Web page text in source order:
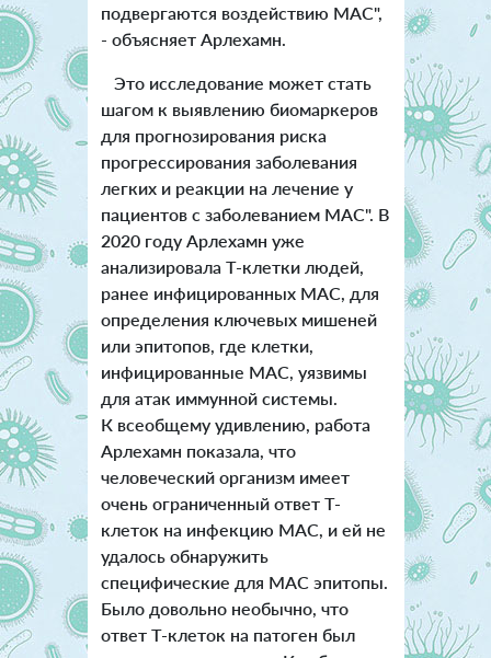
подвергаются воздействию MAC",
- объясняет Арлехамн.
Это исследование может стать
шагом к выявлению биомаркеров
для прогнозирования риска
прогрессирования заболевания
легких и реакции на лечение у
пациентов с заболеванием MAC". В
2020 году Арлехамн уже
анализировала Т-клетки людей,
ранее инфицированных MAC, для
определения ключевых мишеней
или эпитопов, где клетки,
инфицированные MAC, уязвимы
для атак иммунной системы.
К всеобщему удивлению, работа
Арлехамн показала, что
человеческий организм имеет
очень ограниченный ответ Т-
клеток на инфекцию MAC, и ей не
удалось обнаружить
специфические для MAC эпитопы.
Было довольно необычно, что
ответ Т-клеток на патоген был